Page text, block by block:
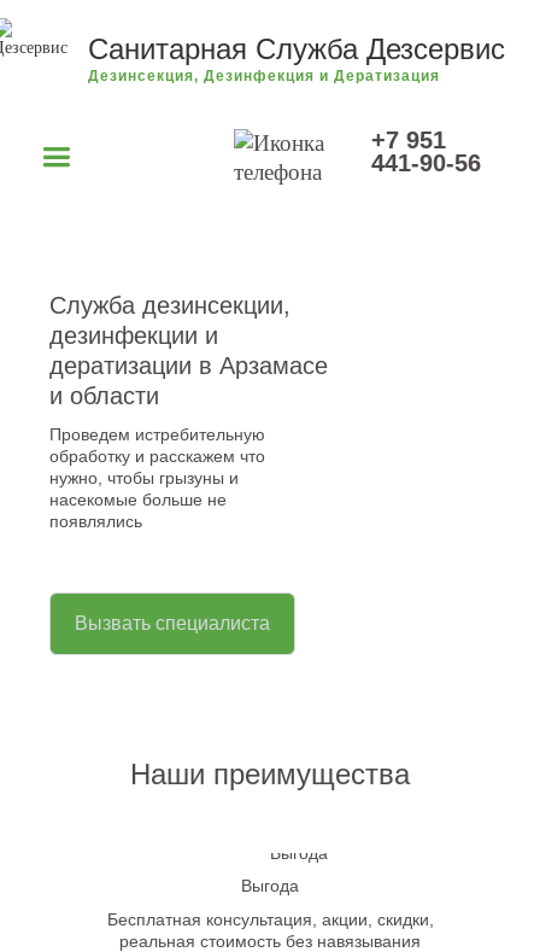
Санитарная Служба Дезсервис
Дезинсекция, Дезинфекция и Дератизация
+7 951
441-90-56
Служба дезинсекции,
дезинфекции и
дератизации в Арзамасе
и области
Проведем истребительную
обработку и расскажем что
нужно, чтобы грызуны и
насекомые больше не
появлялись
Вызвать специалиста
Наши преимущества
Выгода
Бесплатная консультация, акции, скидки,
реальная стоимость без навязывания